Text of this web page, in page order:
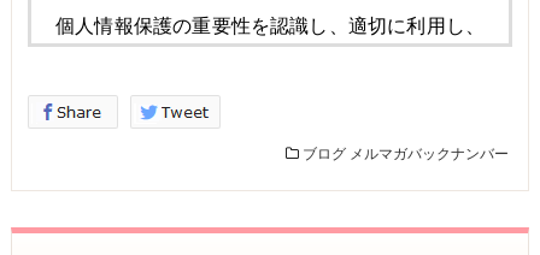
個人情報保護の重要性を認識し、適切に利用し、
社会的責任であると考え、個人情報の保護に努め
ることをお約束いたします。
生年月日、性別、電話番号、
ブログ メルマガバックナンバー